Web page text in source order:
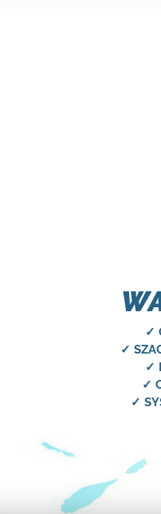
✓
✓
✓
✓
✓